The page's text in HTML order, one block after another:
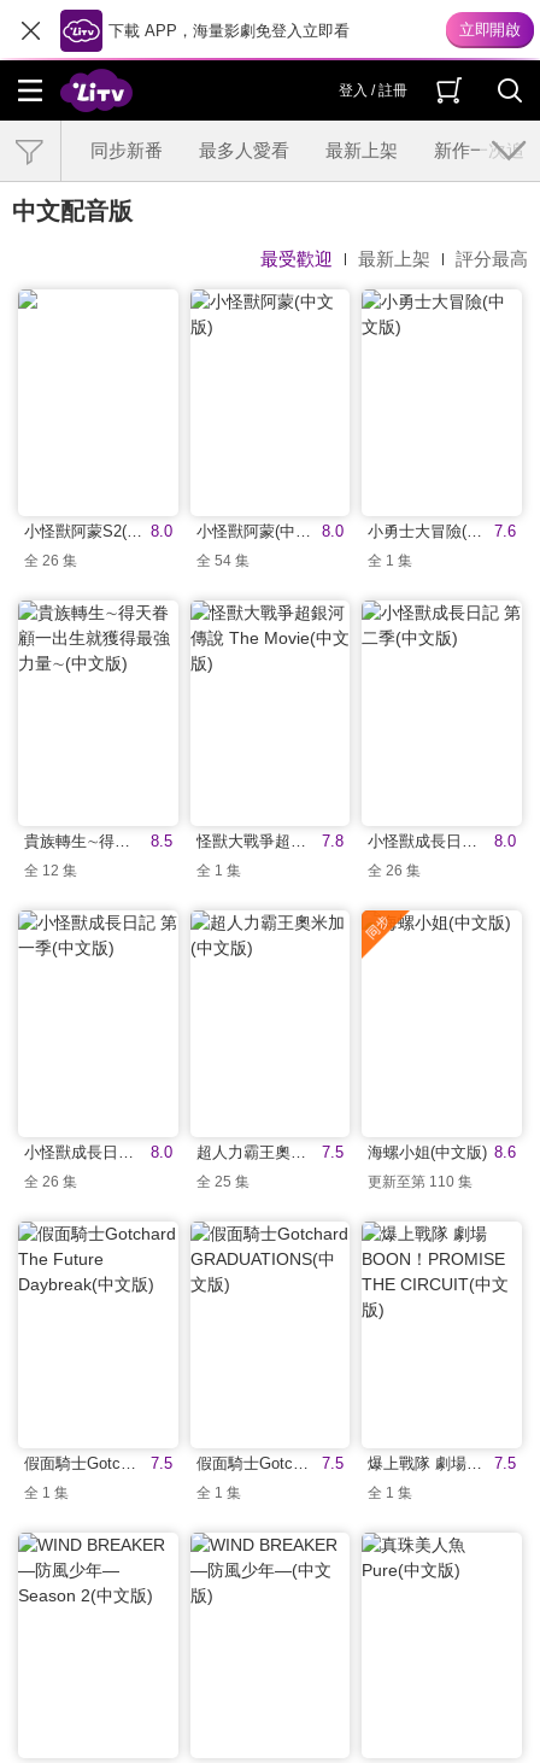
下載 APP，海量影劇免登入立即看
登入 / 註冊
同步新番 最多人愛看 最新上架 新作一次追
中文配音版
最受歡迎 最新上架 評分最高
8.0
全 26 集
8.0
全 54 集
7.6
全 1 集
8.5
貴族轉生∼得天眷顧一出生就獲得最強力量∼(中文版)
全 12 集
7.8
怪獸大戰爭超銀河傳說 The Movie(中文版)
全 1 集
8.0
小怪獸成長日記 第二季(中文版)
全 26 集
8.0
小怪獸成長日記 第一季(中文版)
全 26 集
7.5
超人力霸王奧米加(中文版)
全 25 集
8.6
海螺小姐(中文版)
更新至第 110 集
7.5
全 1 集
7.5
全 1 集
7.5
全 1 集